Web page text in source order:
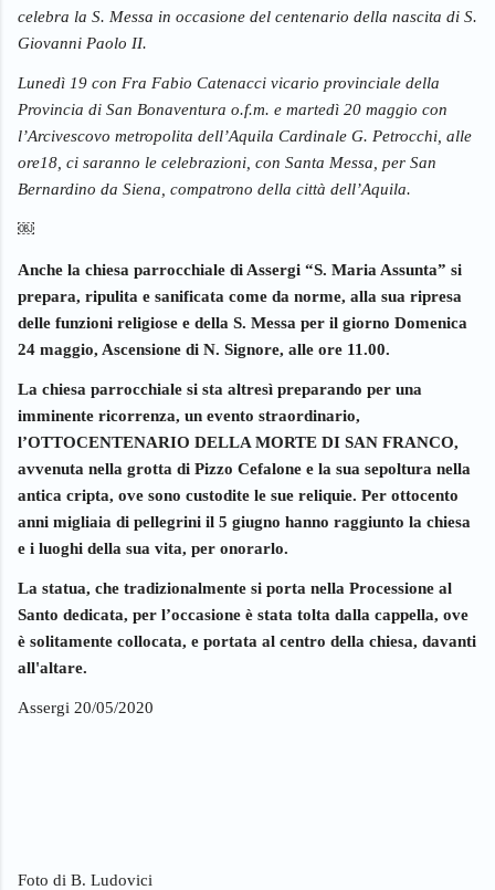
celebra la S. Messa in occasione del centenario della nascita di S.
Giovanni Paolo II.
Lunedì 19 con Fra Fabio Catenacci vicario provinciale della
Provincia di San Bonaventura o.f.m. e martedì 20 maggio con
l’Arcivescovo metropolita dell’Aquila Cardinale G. Petrocchi, alle
ore18, ci saranno le celebrazioni, con Santa Messa, per San
Bernardino da Siena, compatrono della città dell’Aquila.
￼
Anche la chiesa parrocchiale di Assergi “S. Maria Assunta” si
prepara, ripulita e sanificata come da norme, alla sua ripresa
delle funzioni religiose e della S. Messa per il giorno Domenica
24 maggio, Ascensione di N. Signore, alle ore 11.00.
La chiesa parrocchiale si sta altresì preparando per una
imminente ricorrenza, un evento straordinario,
l’OTTOCENTENARIO DELLA MORTE DI SAN FRANCO,
avvenuta nella grotta di Pizzo Cefalone e la sua sepoltura nella
antica cripta, ove sono custodite le sue reliquie. Per ottocento
anni migliaia di pellegrini il 5 giugno hanno raggiunto la chiesa
e i luoghi della sua vita, per onorarlo.
La statua, che tradizionalmente si porta nella Processione al
Santo dedicata, per l’occasione è stata tolta dalla cappella, ove
è solitamente collocata, e portata al centro della chiesa, davanti
all'altare.
Assergi 20/05/2020
Foto di B. Ludovici